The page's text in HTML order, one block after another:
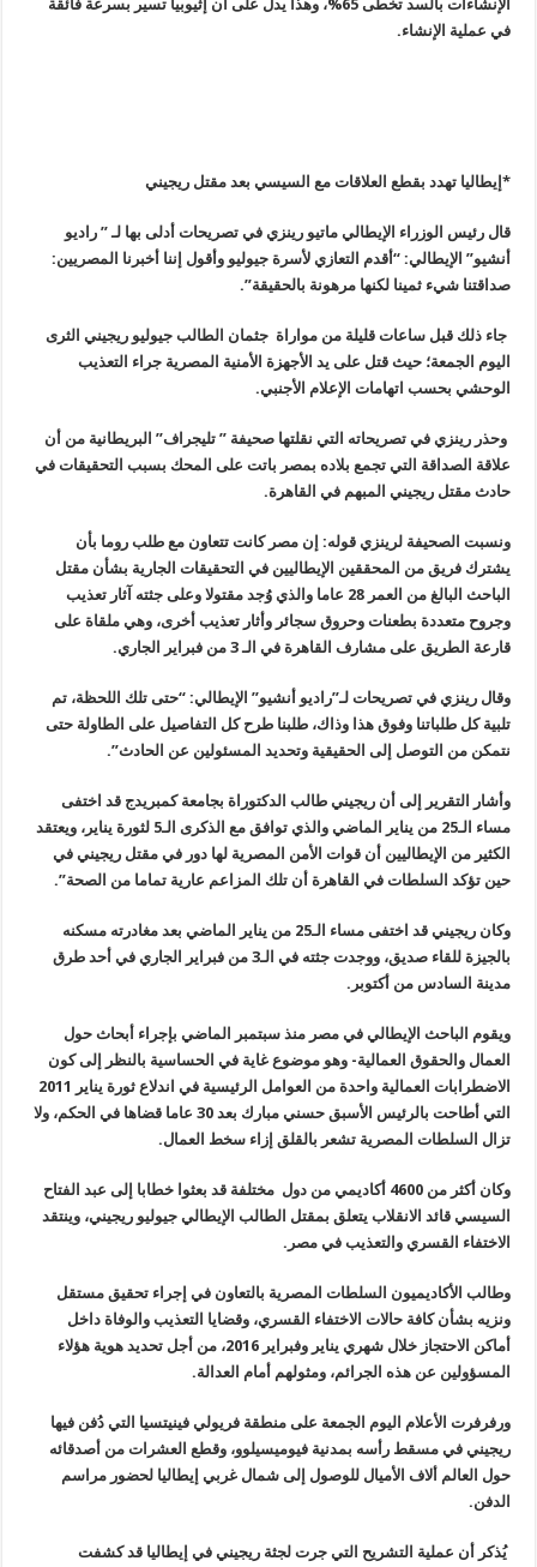
الإنشاءات بالسد تخطى 65%، وهذا يدل على أن إثيوبيا تسير بسرعة فائقة
في عملية الإنشاء.
*إيطاليا تهدد بقطع العلاقات مع السيسي بعد مقتل ريجيني
قال رئيس الوزراء الإيطالي ماتيو رينزي في تصريحات أدلى بها لـ ” راديو
أنشيو” الإيطالي: “أقدم التعازي لأسرة جيوليو وأقول إننا أخبرنا المصريين:
صداقتنا شيء ثمينا لكنها مرهونة بالحقيقة”.
جاء ذلك قبل ساعات قليلة من مواراة جثمان الطالب جيوليو ريجيني الثرى
اليوم الجمعة؛ حيث قتل على يد الأجهزة الأمنية المصرية جراء التعذيب
الوحشي بحسب اتهامات الإعلام الأجنبي.
وحذر رينزي في تصريحاته التي نقلتها صحيفة ” تليجراف” البريطانية من أن
علاقة الصداقة التي تجمع بلاده بمصر باتت على المحك بسبب التحقيقات في
حادث مقتل ريجيني المبهم في القاهرة.
ونسبت الصحيفة لرينزي قوله: إن مصر كانت تتعاون مع طلب روما بأن
يشترك فريق من المحققين الإيطاليين في التحقيقات الجارية بشأن مقتل
الباحث البالغ من العمر 28 عاما والذي وُجد مقتولا وعلى جثته آثار تعذيب
وجروح متعددة بطعنات وحروق سجائر وأثار تعذيب أخرى، وهي ملقاة على
قارعة الطريق على مشارف القاهرة في الـ 3 من فبراير الجاري.
وقال رينزي في تصريحات لـ”راديو أنشيو” الإيطالي: “حتى تلك اللحظة، تم
تلبية كل طلباتنا وفوق هذا وذاك، طلبنا طرح كل التفاصيل على الطاولة حتى
نتمكن من التوصل إلى الحقيقية وتحديد المسئولين عن الحادث”.
وأشار التقرير إلى أن ريجيني طالب الدكتوراة بجامعة كمبريدج قد اختفى
مساء الـ25 من يناير الماضي والذي توافق مع الذكرى الـ5 لثورة يناير، ويعتقد
الكثير من الإيطاليين أن قوات الأمن المصرية لها دور في مقتل ريجيني في
حين تؤكد السلطات في القاهرة أن تلك المزاعم عارية تماما من الصحة”.
وكان ريجيني قد اختفى مساء الـ25 من يناير الماضي بعد مغادرته مسكنه
بالجيزة للقاء صديق، ووجدت جثته في الـ3 من فبراير الجاري في أحد طرق
مدينة السادس من أكتوبر.
ويقوم الباحث الإيطالي في مصر منذ سبتمبر الماضي بإجراء أبحاث حول
العمال والحقوق العمالية- وهو موضوع غاية في الحساسية بالنظر إلى كون
الاضطرابات العمالية واحدة من العوامل الرئيسية في اندلاع ثورة يناير 2011
التي أطاحت بالرئيس الأسبق حسني مبارك بعد 30 عاما قضاها في الحكم، ولا
تزال السلطات المصرية تشعر بالقلق إزاء سخط العمال.
وكان أكثر من 4600 أكاديمي من دول مختلفة قد بعثوا خطابا إلى عبد الفتاح
السيسي قائد الانقلاب يتعلق بمقتل الطالب الإيطالي جيوليو ريجيني، وينتقد
الاختفاء القسري والتعذيب في مصر.
وطالب الأكاديميون السلطات المصرية بالتعاون في إجراء تحقيق مستقل
ونزيه بشأن كافة حالات الاختفاء القسري، وقضايا التعذيب والوفاة داخل
أماكن الاحتجاز خلال شهري يناير وفبراير 2016، من أجل تحديد هوية هؤلاء
المسؤولين عن هذه الجرائم، ومثولهم أمام العدالة.
ورفرفرت الأعلام اليوم الجمعة على منطقة فريولي فينيتسيا التي دُفن فيها
ريجيني في مسقط رأسه بمدنية فيوميسيلوو، وقطع العشرات من أصدقائه
حول العالم ألاف الأميال للوصول إلى شمال غربي إيطاليا لحضور مراسم
الدفن.
يُذكر أن عملية التشريح التي جرت لجثة ريجيني في إيطاليا قد كشفت